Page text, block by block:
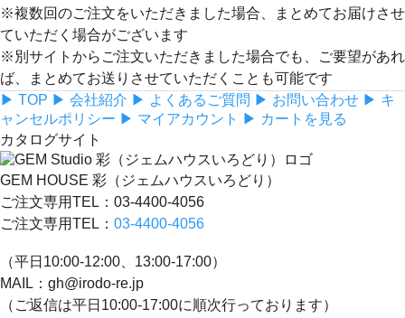
※複数回のご注文をいただきました場合、まとめてお届けさせ
ていただく場合がございます
※別サイトからご注文いただきました場合でも、ご要望があれ
ば、まとめてお送りさせていただくことも可能です
▶ TOP ▶ 会社紹介 ▶ よくあるご質問 ▶ お問い合わせ ▶ キ
ャンセルポリシー ▶ マイアカウント
▶ カートを見る
カタログサイト
GEM HOUSE 彩（ジェムハウスいろどり）
ご注文専用TEL：03-4400-4056
ご注文専用TEL： 03-4400-4056
（平日10:00-12:00、13:00-17:00）
MAIL：gh@irodo-re.jp
（ご返信は平日10:00-17:00に順次行っております）